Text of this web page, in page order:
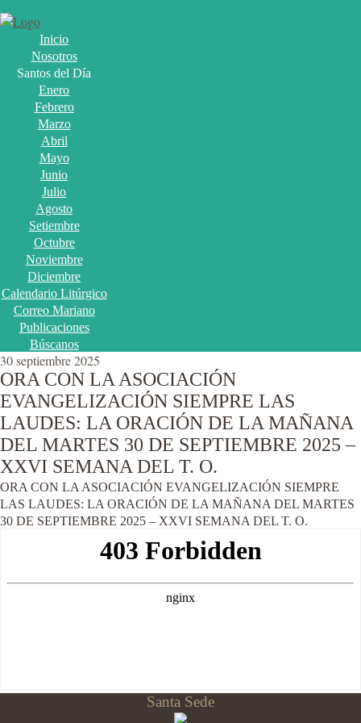
Inicio
Nosotros
Santos del Día
Enero
Febrero
Marzo
Abril
Mayo
Junio
Julio
Agosto
Setiembre
Octubre
Noviembre
Diciembre
Calendario Litúrgico
Correo Mariano
Publicaciones
Búscanos
30 septiembre 2025
ORA CON LA ASOCIACIÓN
EVANGELIZACIÓN SIEMPRE LAS
LAUDES: LA ORACIÓN DE LA MAÑANA
DEL MARTES 30 DE SEPTIEMBRE 2025 –
XXVI SEMANA DEL T. O.
ORA CON LA ASOCIACIÓN EVANGELIZACIÓN SIEMPRE
LAS LAUDES: LA ORACIÓN DE LA MAÑANA DEL MARTES
30 DE SEPTIEMBRE 2025 – XXVI SEMANA DEL T. O.
Santa Sede